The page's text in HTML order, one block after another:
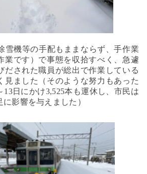
雪機等の手配もままならず、手作業
業です）で事態を収拾すべく、急遽
だされた職員が総出で作業している
見ました（そのような努力もあった
13日にかけ3,525本も運休し、市民は
影響を与えました）